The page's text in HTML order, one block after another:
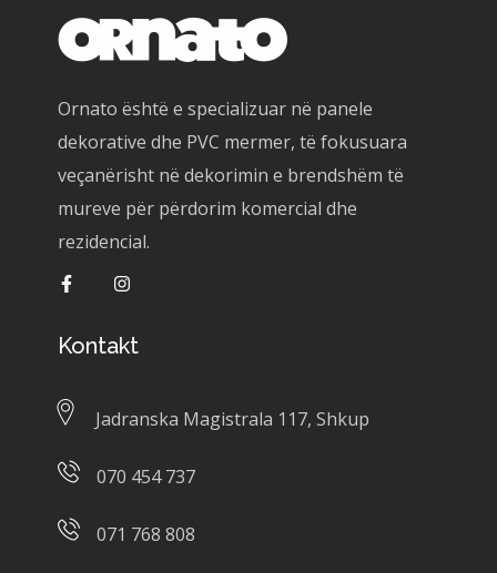
Ornato është e specializuar në panele
dekorative dhe PVC mermer, të fokusuara
veçanërisht në dekorimin e brendshëm të
mureve për përdorim komercial dhe
rezidencial.
Kontakt
Jadranska Magistrala 117, Shkup
070 454 737
071 768 808